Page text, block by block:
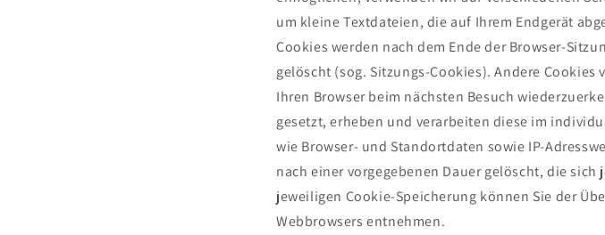
um kleine Textdateien, die auf Ihrem Endgerät
Cookies werden nach dem Ende der Browser-
gelöscht (sog. Sitzungs-Cookies). Andere
Ihren Browser beim nächsten Besuch
gesetzt, erheben und verarbeiten diese im
wie Browser- und Standortdaten sowie IP-
nach einer vorgegebenen Dauer gelöscht, die
jeweiligen Cookie-Speicherung können Sie der
Webbrowsers entnehmen.